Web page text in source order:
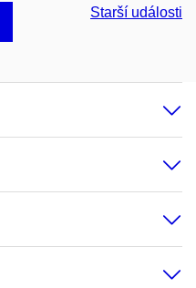
Starší události